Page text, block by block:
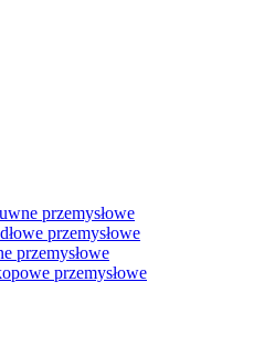
przemysłowe
przemysłowe
przemysłowe
przemysłowe